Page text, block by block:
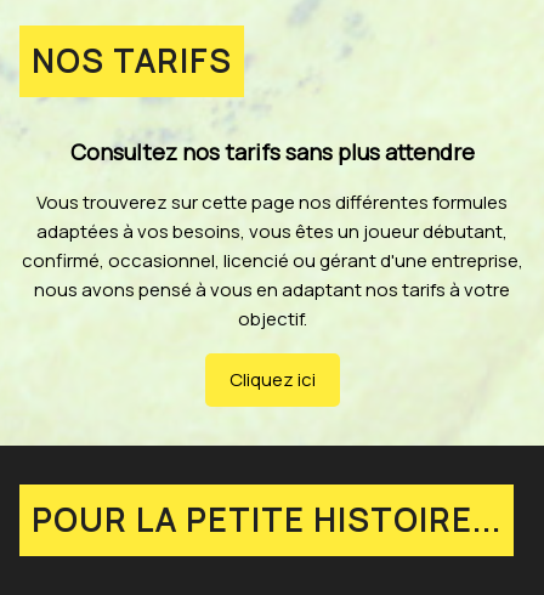
NOS TARIFS
Consultez nos tarifs sans plus attendre
Vous trouverez sur cette page nos différentes formules
adaptées à vos besoins, vous êtes un joueur débutant,
confirmé, occasionnel, licencié ou gérant d'une entreprise,
nous avons pensé à vous en adaptant nos tarifs à votre
objectif.
Cliquez ici
POUR LA PETITE HISTOIRE...